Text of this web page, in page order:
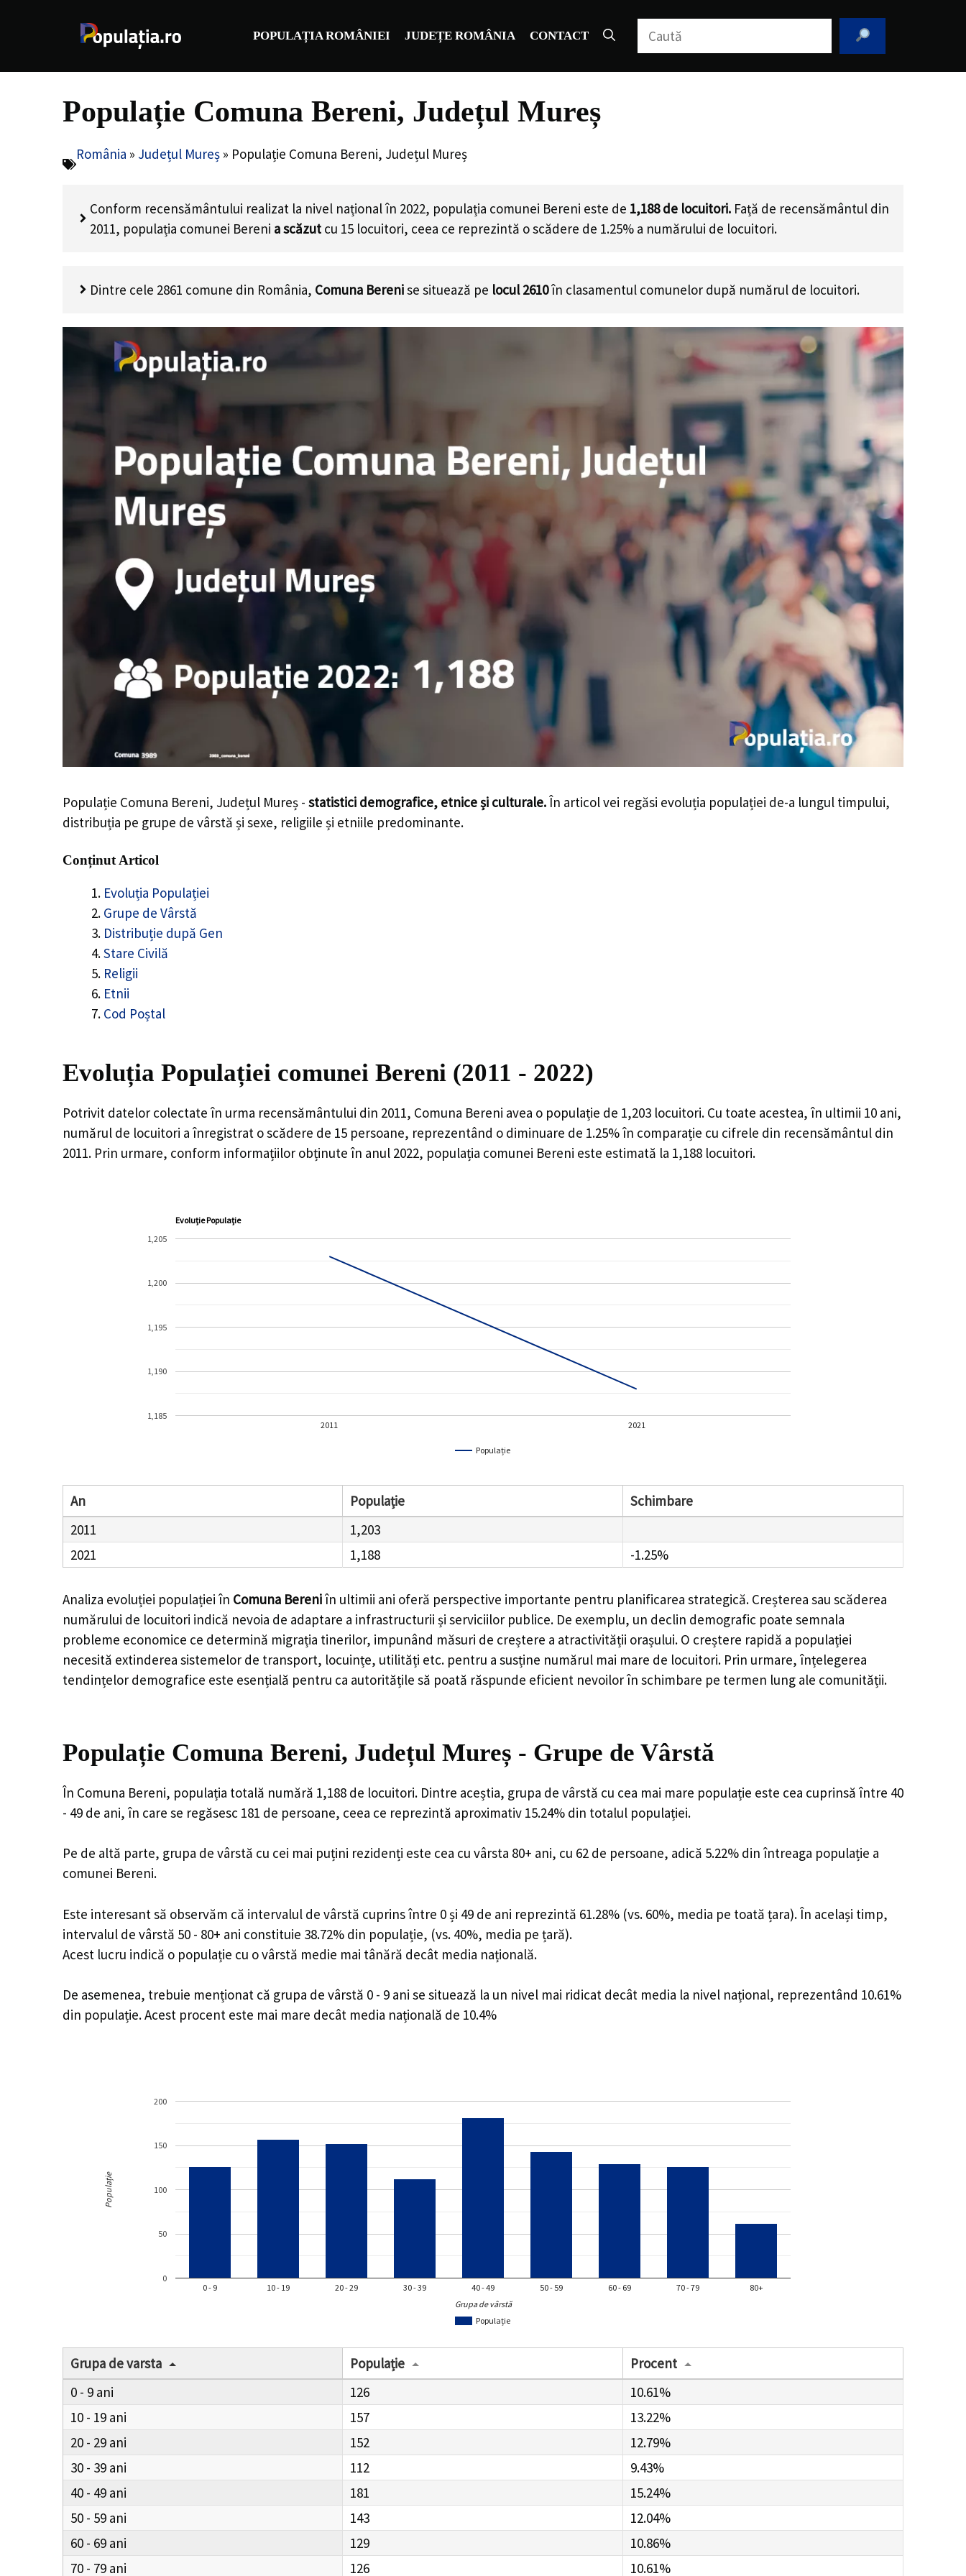
POPULAȚIA ROMÂNIEI JUDEȚE ROMÂNIA CONTACT Caută
Populație Comuna Bereni, Județul Mureș
România » Județul Mureș » Populație Comuna Bereni, Județul Mureș
Conform recensământului realizat la nivel național în 2022, populația comunei Bereni este de 1,188de locuitori. Față de recensământul din
2011, populația comunei Bereni a scăzut cu 15 locuitori, ceea ce reprezintă o scădere de 1.25% a numărului de locuitori.
Dintre cele 2861 comune din România, Comuna Berenise situează pe locul 2610în clasamentul comunelor după numărul de locuitori.
Populație Comuna Bereni, Județul Mureș - statistici demografice, etnice și culturale.În articol vei regăsi evoluția populației de-a lungul timpului,
distribuția pe grupe de vârstă și sexe, religiile și etniile predominante.
Conținut Articol
Evoluția Populației
Grupe de Vârstă
Distribuție după Gen
Stare Civilă
Religii
Etnii
Cod Poștal
Evoluția Populației comunei Bereni (2011 - 2022)
Potrivit datelor colectate în urma recensământului din 2011, Comuna Bereni avea o populație de 1,203 locuitori. Cu toate acestea, în ultimii 10 ani,
numărul de locuitori a înregistrat oscădere de 15 persoane, reprezentând o diminuare de 1.25%în comparație cu cifrele din recensământul din
2011. Prin urmare, conform informațiilor obținute în anul 2022, populația comunei Bereni este estimată la 1,188 locuitori.
Evoluție Populație
Populație
2011 2021
1,185
1,190
1,195
1,200
1,205
An Populație
Schimbare
2011
1,203
2021
1,188 -1.25%
Analiza evoluției populației în Comuna Bereniîn ultimii ani oferă perspective importante pentru planificarea strategică. Creșterea sau scăderea
numărului de locuitori indică nevoia de adaptare a infrastructurii și serviciilor publice. De exemplu, un declin demografic poate semnala
probleme economice ce determină migrația tinerilor, impunând măsuri de creștere a atractivității orașului. O creștere rapidă a populației
necesită extinderea sistemelor de transport, locuințe, utilități etc. pentru a susține numărul mai mare de locuitori. Prin urmare, înțelegerea
tendințelor demografice este esențială pentru ca autoritățile să poată răspunde eficient nevoilor în schimbare pe termen lung ale comunității.
Populație Comuna Bereni, Județul Mureș - Grupe de Vârstă
În Comuna Bereni, populația totală numără 1,188 de locuitori. Dintre aceștia, grupa de vârstă cu cea mai mare populație este cea cuprinsă între 40
- 49 de ani, în care se regăsesc 181 de persoane, ceea ce reprezintă aproximativ 15.24% din totalul populației.
Pe de altă parte, grupa de vârstă cu cei mai puțini rezidenți este cea cu vârsta 80+ ani, cu 62 de persoane, adică 5.22% din întreaga populație a
comunei Bereni.
Este interesant să observăm că intervalul de vârstă cuprins între 0 și 49 de ani reprezintă 61.28% (vs. 60%, media pe toată țara). În același timp,
intervalul de vârstă 50 - 80+ ani constituie 38.72% din populație, (vs. 40%, media pe țară).
Acest lucru indică o populație cu o vârstă medie mai tânără decât media națională.
De asemenea, trebuie menționat că grupa de vârstă 0 - 9 ani se situează la un nivel mai ridicat decât media la nivel național, reprezentând 10.61%
din populație. Acest procent este mai mare decât media națională de 10.4%
Populație
0 - 9 10 - 19 20 - 29 30 - 39 40 - 49 50 - 59 60 - 69 70 - 79 80+
0
50
100
150
200
Grupa de vârstă
Populație
Grupa de varsta Populație
Procent
0 - 9
126
10.61%
10 - 19
157
13.22%
20 - 29
152
12.79%
30 - 39
112
9.43%
40 - 49
181
15.24%
50 - 59
143
12.04%
60 - 69
129
10.86%
70 - 79
126 10.61%